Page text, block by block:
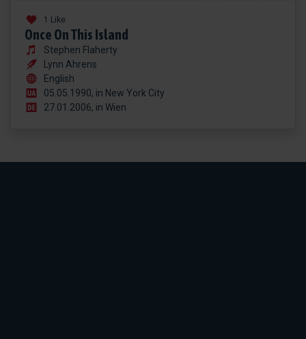
1 Like
Once On This Island
Stephen Flaherty
Lynn Ahrens
English
05.05.1990, in New York City
27.01.2006, in Wien